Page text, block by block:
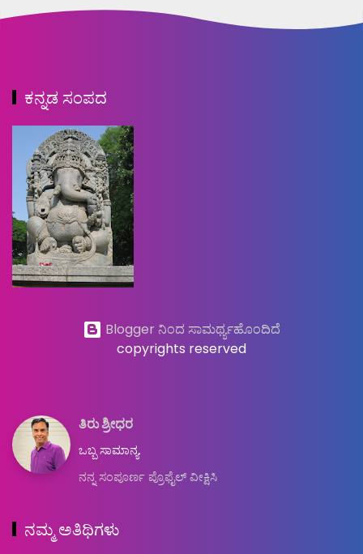
ಕನ್ನಡ ಸಂಪದ
Blogger ನಿಂದ ಸಾಮರ್ಥ್ಯಹೊಂದಿದೆ
copyrights reserved
ತಿರು ಶ್ರೀಧರ
ಒಬ್ಬ ಸಾಮಾನ್ಯ.
ನನ್ನ ಸಂಪೂರ್ಣ ಪ್ರೊಫೈಲ್ ವೀಕ್ಷಿಸಿ
ನಮ್ಮ ಅತಿಥಿಗಳು